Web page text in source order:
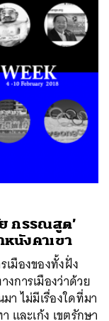
กรรณสูต’
นังคาเขา
มืองของทั้งฝั่ง
การเมืองว่าด้วย
า ไม่มีเรื่องใดที่มา
และเก้ง เขตรักษา
EMAIL